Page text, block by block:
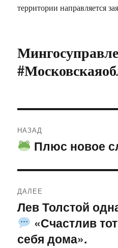
территории направляется
по
НАЗАД
Предыдущая
Плюс новое
ДАЛЕЕ
Следующая
запись:
Лев Толстой
«Счастлив
себя дома».